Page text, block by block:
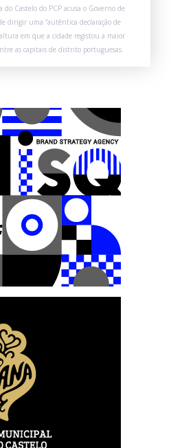
do Castelo do PCP acusa o Governo de
dirigir uma “autêntica declaração de
em que a cidade registou a maior
as capitais de distrito portuguesas.